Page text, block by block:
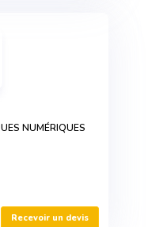
NUMÉRIQUES
Recevoir un devis